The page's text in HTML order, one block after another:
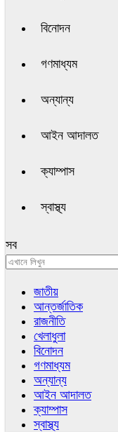
বিনোদন
গণমাধ্যম
অন্যান্য
আইন আদালত
ক্যাম্পাস
স্বাস্থ্য
সব
জাতীয়
আন্তর্জাতিক
রাজনীতি
খেলাধুলা
বিনোদন
গণমাধ্যম
অন্যান্য
আইন আদালত
ক্যাম্পাস
স্বাস্থ্য